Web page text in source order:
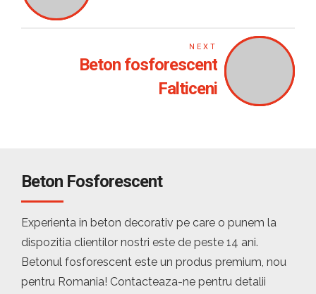
NEXT
Beton fosforescent
Falticeni
Beton Fosforescent
Experienta in beton decorativ pe care o punem la
dispozitia clientilor nostri este de peste 14 ani.
Betonul fosforescent este un produs premium, nou
pentru Romania! Contacteaza-ne pentru detalii